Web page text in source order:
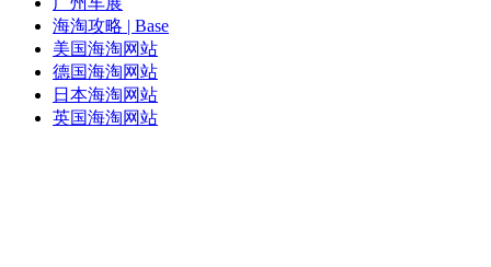
海淘攻略 | Base
美国海淘网站
德国海淘网站
日本海淘网站
英国海淘网站